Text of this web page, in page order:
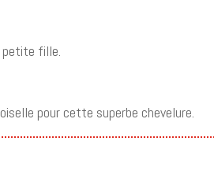
petite fille.
pour cette superbe chevelure.